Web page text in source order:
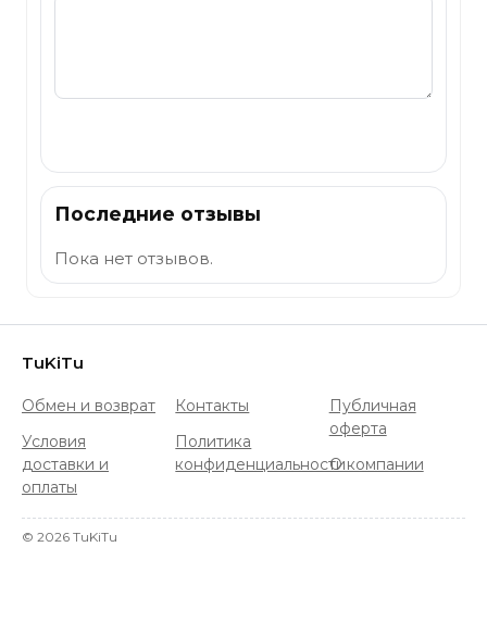
Последние отзывы
Пока нет отзывов.
TuKiTu
Обмен и возврат
Условия
доставки и
оплаты
Контакты
Политика
конфиденциальности
Публичная
оферта
О компании
© 2026 TuKiTu